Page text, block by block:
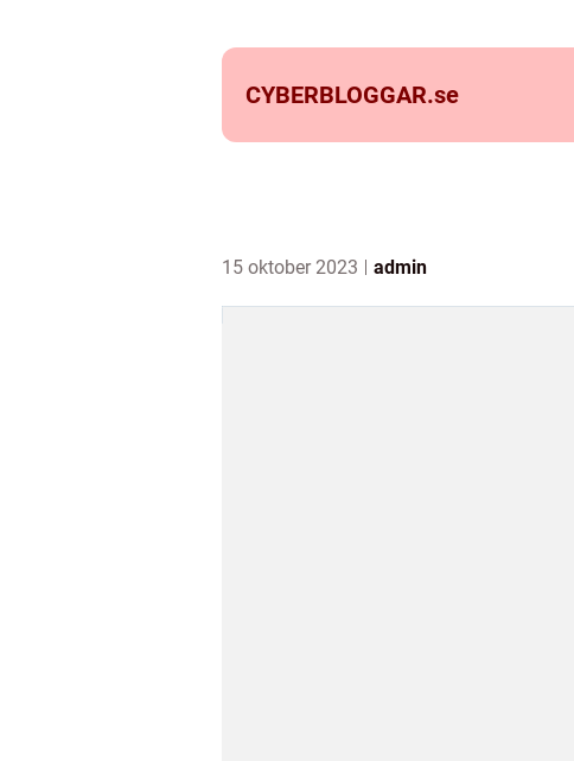
CYBERBLOGGAR.se
15 oktober 2023 admin